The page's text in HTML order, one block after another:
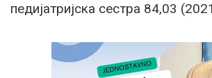
педијатријска сестра 84,03